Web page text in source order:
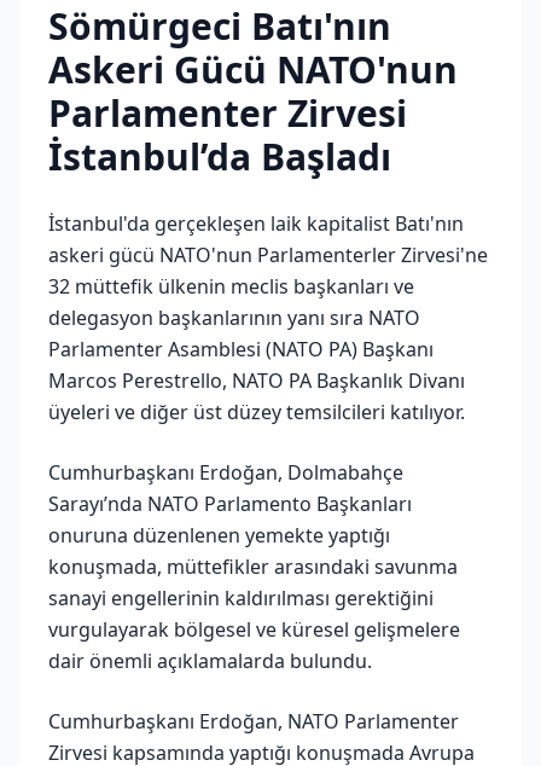
Sömürgeci Batı'nın
Askeri Gücü NATO'nun
Parlamenter Zirvesi
İstanbul’da Başladı
İstanbul'da gerçekleşen laik kapitalist Batı'nın
askeri gücü NATO'nun Parlamenterler Zirvesi'ne
32 müttefik ülkenin meclis başkanları ve
delegasyon başkanlarının yanı sıra NATO
Parlamenter Asamblesi (NATO PA) Başkanı
Marcos Perestrello, NATO PA Başkanlık Divanı
üyeleri ve diğer üst düzey temsilcileri katılıyor.
Cumhurbaşkanı Erdoğan, Dolmabahçe
Sarayı’nda NATO Parlamento Başkanları
onuruna düzenlenen yemekte yaptığı
konuşmada, müttefikler arasındaki savunma
sanayi engellerinin kaldırılması gerektiğini
vurgulayarak bölgesel ve küresel gelişmelere
dair önemli açıklamalarda bulundu.
Cumhurbaşkanı Erdoğan, NATO Parlamenter
Zirvesi kapsamında yaptığı konuşmada Avrupa